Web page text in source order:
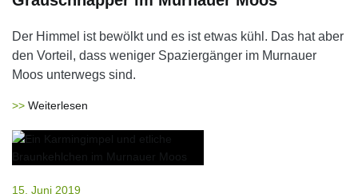
Der Himmel ist bewölkt und es ist etwas kühl. Das hat aber
den Vorteil, dass weniger Spaziergänger im Murnauer
Moos unterwegs sind.
Weiterlesen
15. Juni 2019